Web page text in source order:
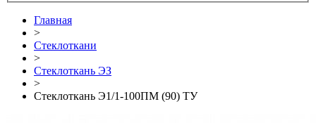
Главная
>
Стеклоткани
>
Стеклоткань ЭЗ
>
Стеклоткань Э1/1-100ПМ (90) ТУ